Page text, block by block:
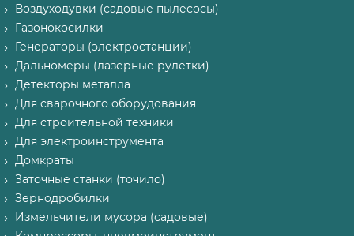
Воздуходувки (садовые пылесосы)
Газонокосилки
Генераторы (электростанции)
Дальномеры (лазерные рулетки)
Детекторы металла
Для сварочного оборудования
Для строительной техники
Для электроинструмента
Домкраты
Заточные станки (точило)
Зернодробилки
Измельчители мусора (садовые)